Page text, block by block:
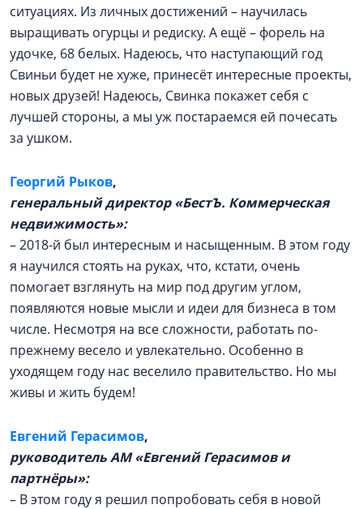
ситуациях. Из личных достижений – научилась
выращивать огурцы и редиску. А ещё – форель на
удочке, 68 белых. Надеюсь, что наступающий год
Свиньи будет не хуже, принесёт интересные проекты,
новых друзей! Надеюсь, Свинка покажет себя с
лучшей стороны, а мы уж постараемся ей почесать
за ушком.
Георгий Рыков,
генеральный директор «БестЪ. Коммерческая
недвижимость»:
– 2018-й был интересным и насыщенным. В этом году
я научился стоять на руках, что, кстати, очень
помогает взглянуть на мир под другим углом,
появляются новые мысли и идеи для бизнеса в том
числе. Несмотря на все сложности, работать по-
прежнему весело и увлекательно. Особенно в
уходящем году нас веселило правительство. Но мы
живы и жить будем!
Евгений Герасимов,
руководитель АМ «Евгений Герасимов и
партнёры»:
– В этом году я решил попробовать себя в новой